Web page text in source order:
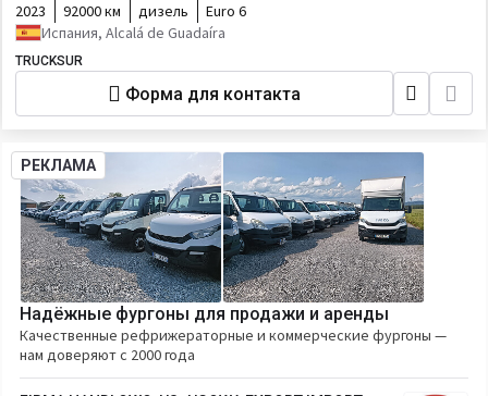
2023 92000 км дизель
Euro 6
Испания, Alcalá de Guadaíra
TRUCKSUR
Форма для контакта
РЕКЛАМА
Надёжные фургоны для продажи и аренды
Качественные рефрижераторные и коммерческие фургоны —
нам доверяют с 2000 года